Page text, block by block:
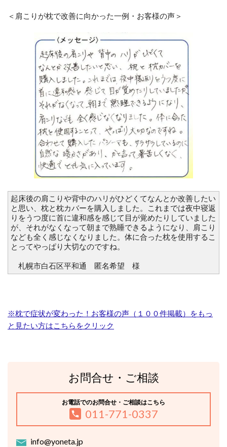
＜肩こりが枕で改善に向かった一例・お客様の声＞
起床後の肩こりや背中のハリがひどくてなんとか改善したい
と思い、枕と枕カバーを購入しました。これまでは夜中寝返
りをうつ度に首に違和感を感じて目が覚めたりしていました
が、それがなくなって朝まで熟睡できるようになり、肩こり
なども全く感じなくなりました。体に合った枕を使用するこ
とってやっぱり大切なのですね。
札幌市白石区平和通 匿名希望 様
※枕で症状が変わった！お客様の声（１００件掲載）をもっ
と見たい方はこちらをクリック
お問合せ・ご相談
お電話でのお問合せ・ご相談はこちら
011-771-0337
info@yoneta.jp